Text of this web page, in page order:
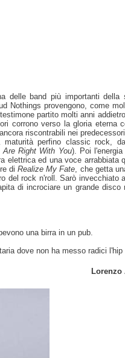
delle band più importanti della
Nothings provengono, come
partito molti anni
corrono verso la gloria eterna
riscontrabili nei
perfino classic rock,
Right With You). Poi l'energia
elettrica ed una voce arrabbiata
diRealize My Fate , che getta
del rock n'roll. Sarò invecchiato
di incrociare un grande disco
una birra in un pub.
dove non ha messo radici l'hip